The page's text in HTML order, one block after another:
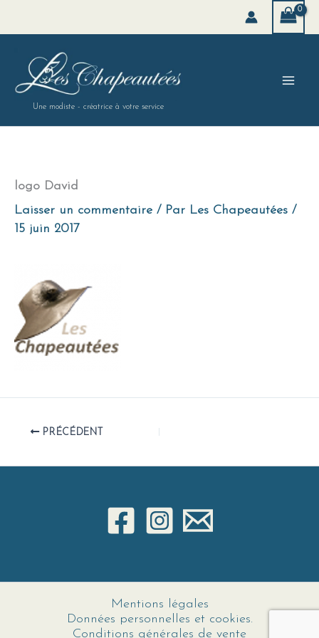
contenu
Une modiste - créatrice à votre service
logo David
Laisser un commentaire / Par Les Chapeautées /
15 juin 2017
PRÉCÉDENT
Mentions légales
Données personnelles et cookies.
Conditions générales de vente